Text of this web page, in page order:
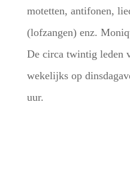
motetten, antifonen,
(lofzangen) enz.
De circa twintig leden
wekelijks op
uur.